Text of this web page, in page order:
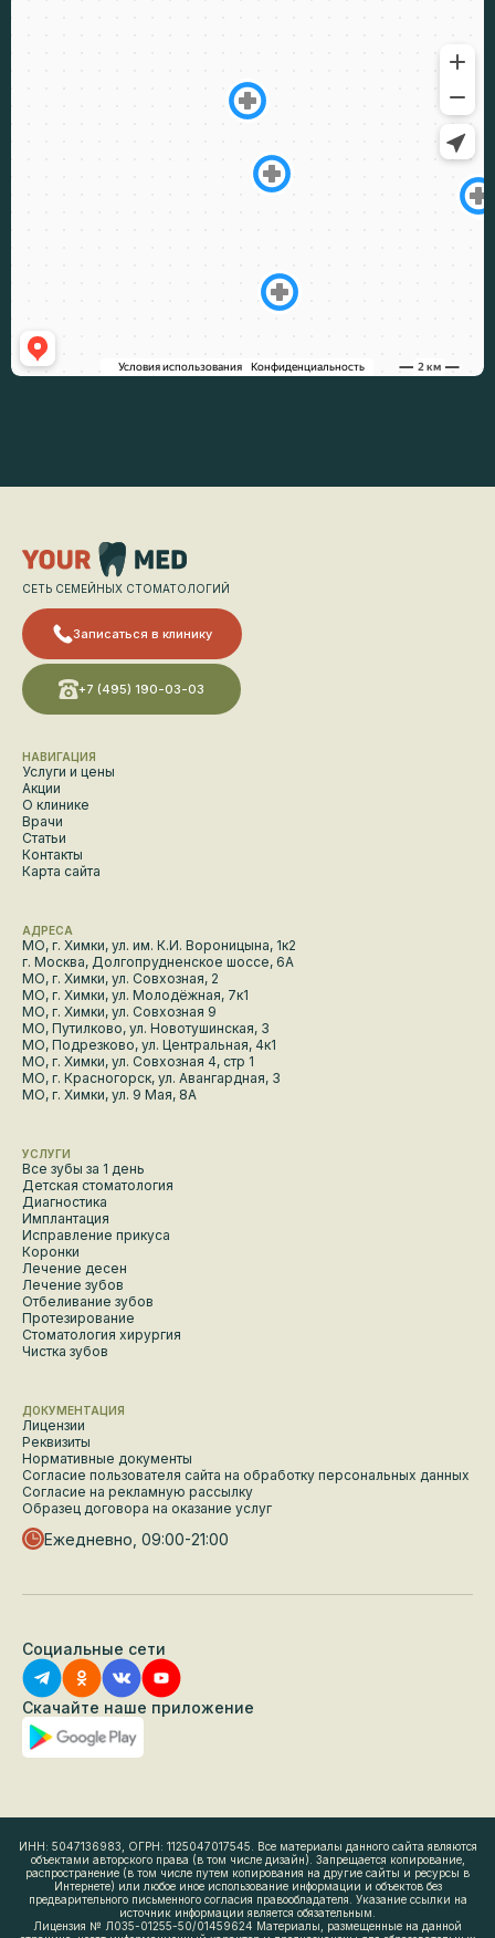
СЕТЬ СЕМЕЙНЫХ СТОМАТОЛОГИЙ
НАВИГАЦИЯ
Услуги и цены
Акции
О клинике
Врачи
Статьи
Контакты
Карта сайта
АДРЕСА
МО, г. Химки, ул. им. К.И. Вороницына, 1к2
г. Москва, Долгопрудненское шоссе, 6А
МО, г. Химки, ул. Совхозная, 2
МО, г. Химки, ул. Молодёжная, 7к1
МО, г. Химки, ул. Совхозная 9
МО, Путилково, ул. Новотушинская, 3
МО, Подрезково, ул. Центральная, 4к1
МО, г. Химки, ул. Совхозная 4, стр 1
МО, г. Красногорск, ул. Авангардная, 3
МО, г. Химки, ул. 9 Мая, 8А
+7 (495) 190-03-03
УСЛУГИ
Все зубы за 1 день
Детская стоматология
Диагностика
Имплантация
Исправление прикуса
Коронки
Лечение десен
Лечение зубов
Отбеливание зубов
Протезирование
Стоматология хирургия
Чистка зубов
Записаться в клинику
ДОКУМЕНТАЦИЯ
Лицензии
Реквизиты
Нормативные документы
Согласие пользователя сайта на обработку персональных данных
Согласие на рекламную рассылку
Образец договора на оказание услуг
Ежедневно, 09:00-21:00
Социальные сети
Скачайте наше приложение
ИНН: 5047136983, ОГРН: 1125047017545. Все материалы данного сайта являются
объектами авторского права (в том числе дизайн). Запрещается копирование,
распространение (в том числе путем копирования на другие сайты и ресурсы в
Интернете) или любое иное использование информации и объектов без
предварительного письменного согласия правообладателя. Указание ссылки на
источник информации является обязательным.
Лицензия № Л035-01255-50/01459624 Материалы, размещенные на данной